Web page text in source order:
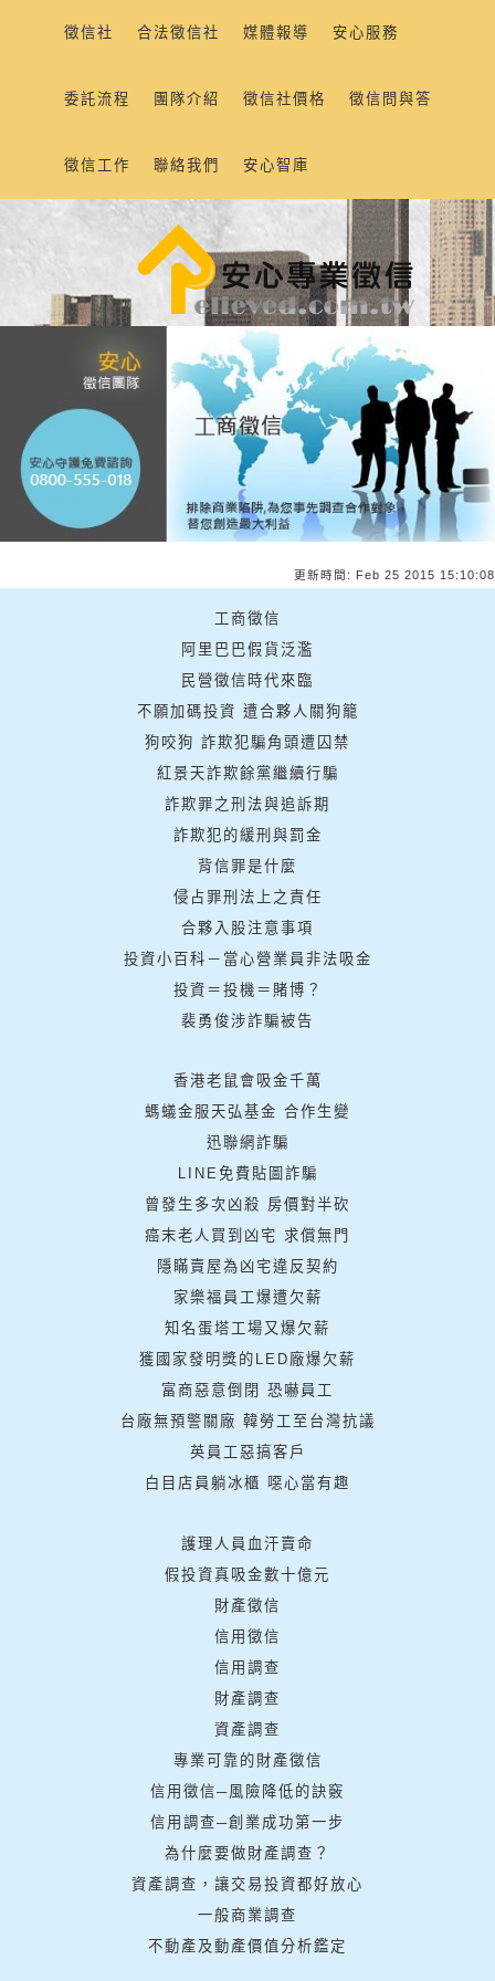
徵信社 合法徵信社 媒體報導 安心服務
委託流程 團隊介紹 徵信社價格 徵信問與答
徵信工作 聯絡我們 安心智庫
更新時間: Feb 25 2015 15:10:08
工商徵信
阿里巴巴假貨泛濫
民營徵信時代來臨
不願加碼投資 遭合夥人關狗籠
狗咬狗 詐欺犯騙角頭遭囚禁
紅景天詐欺餘黨繼續行騙
詐欺罪之刑法與追訴期
詐欺犯的緩刑與罰金
背信罪是什麼
侵占罪刑法上之責任
合夥入股注意事項
投資小百科－當心營業員非法吸金
投資＝投機＝賭博？
裴勇俊涉詐騙被告
香港老鼠會吸金千萬
螞蟻金服天弘基金 合作生變
迅聯網詐騙
LINE免費貼圖詐騙
曾發生多次凶殺 房價對半砍
癌末老人買到凶宅 求償無門
隱瞞賣屋為凶宅違反契約
家樂福員工爆遭欠薪
知名蛋塔工場又爆欠薪
獲國家發明獎的LED廠爆欠薪
富商惡意倒閉 恐嚇員工
台廠無預警關廠 韓勞工至台灣抗議
英員工惡搞客戶
白目店員躺冰櫃 噁心當有趣
護理人員血汗賣命
假投資真吸金數十億元
財產徵信
信用徵信
信用調查
財產調查
資產調查
專業可靠的財產徵信
信用徵信─風險降低的訣竅
信用調查─創業成功第一步
為什麼要做財產調查？
資產調查，讓交易投資都好放心
一般商業調查
不動產及動產價值分析鑑定